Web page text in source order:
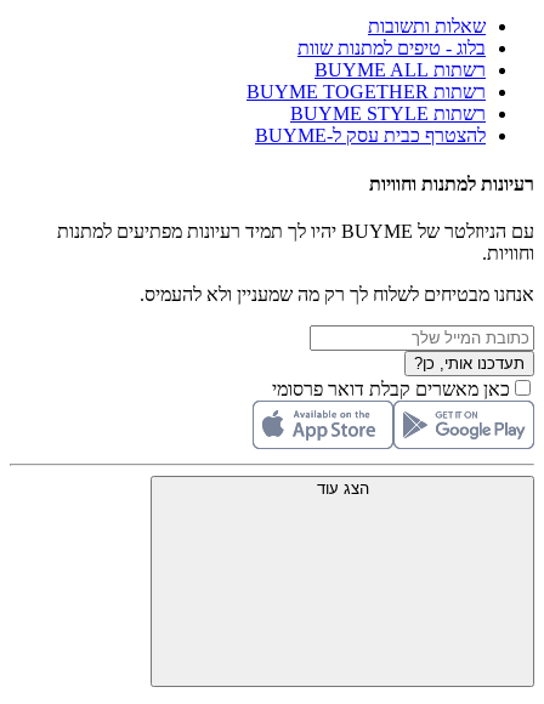
שאלות ותשובות
בלוג - טיפים למתנות שוות
רשתות BUYME ALL
רשתות BUYME TOGETHER
רשתות BUYME STYLE
להצטרף כבית עסק ל-BUYME
רעיונות למתנות וחוויות
עם הניוזלטר של BUYME יהיו לך תמיד רעיונות מפתיעים למתנות
וחוויות.
אנחנו מבטיחים לשלוח לך רק מה שמעניין ולא להעמיס.
תעדכנו אותי, כן?
כאן מאשרים קבלת דואר פרסומי
הצג עוד